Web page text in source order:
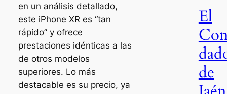
en un análisis detallado,
este iPhone XR es “tan
rápido” y ofrece
prestaciones idénticas a las
de otros modelos
superiores. Lo más
destacable es su precio, ya
El
de